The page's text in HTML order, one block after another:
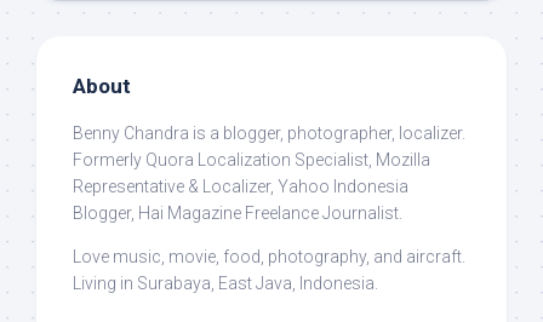
About
Benny Chandra is a blogger, photographer, localizer.
Formerly Quora Localization Specialist, Mozilla
Representative & Localizer, Yahoo Indonesia
Blogger, Hai Magazine Freelance Journalist.
Love music, movie, food, photography, and aircraft.
Living in Surabaya, East Java, Indonesia.